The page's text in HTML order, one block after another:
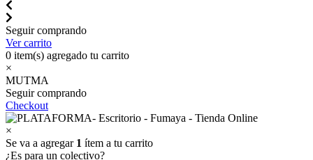
Seguir comprando
Ver carrito
0 item(s) agregado tu carrito
×
MUTMA
Seguir comprando
Checkout
×
Se va a agregar 1 ítem a tu carrito
¿Es para un colectivo?